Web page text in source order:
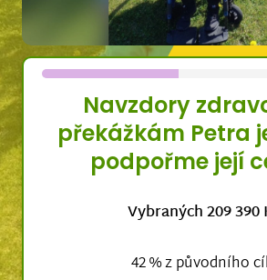
Navzdory
překážkám Petra
podpořme její
Vybraných 209 390
42 % z původního